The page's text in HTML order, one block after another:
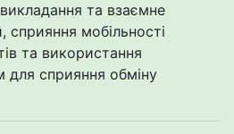
та взаємне
сприяння мобільності
та використання
для сприяння обміну